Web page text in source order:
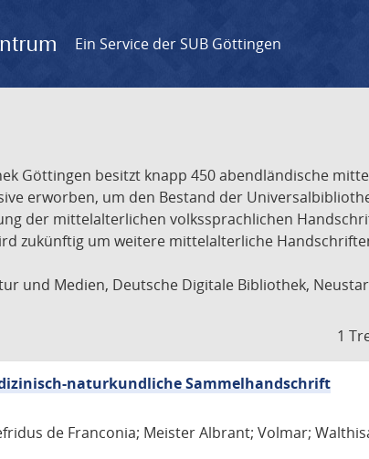
Ein Service der SUB Göttingen
Göttingen besitzt knapp 450 abendländische
erworben, um den Bestand der
der mittelalterlichen volkssprachlichen
zukünftig um weitere mittelalterliche
und Medien, Deutsche Digitale Bibliothek,
1
naturkundliche Sammelhandschrift
de Franconia; Meister Albrant; Volmar;